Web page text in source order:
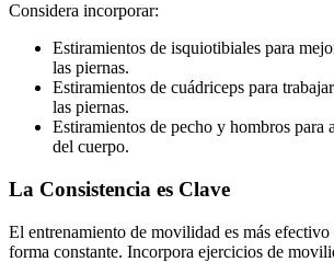
Considera incorporar:
Estiramientos de isquiotibiales para
las piernas.
Estiramientos de cuádriceps para
las piernas.
Estiramientos de pecho y hombros para
del cuerpo.
La Consistencia es Clave
El entrenamiento de movilidad es más efectivo
forma constante. Incorpora ejercicios de